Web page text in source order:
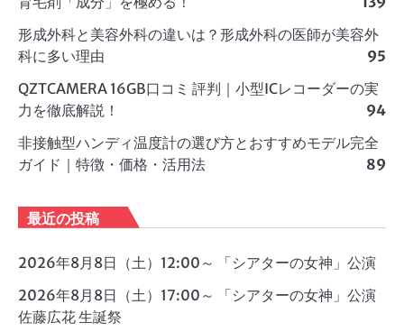
形成外科と美容外科の違いは？形成外科の医師が美容外
科に多い理由
95
QZTCAMERA 16GB口コミ 評判｜小型ICレコーダーの実
力を徹底解説！
94
非接触型ハンディ温度計の選び方とおすすめモデル完全
ガイド｜特徴・価格・活用法
89
最近の投稿
2026年8月8日（土）12:00～ 「シアターの女神」公演
2026年8月8日（土）17:00～ 「シアターの女神」公演
佐藤広花 生誕祭